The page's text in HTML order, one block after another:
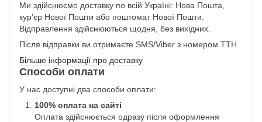
Ми здійснюємо доставку по всій Україні: Нова Пошта,
курʼєр Нової Пошти або поштомат Нової Пошти.
Відправлення здійснюються щодня, без вихідних.
Після відправки ви отримаєте SMS/Viber з номером ТТН.
Більше інформації про доставку
Способи оплати
У нас доступні два способи оплати:
100% оплата на сайті
Оплата здійснюється одразу після оформлення